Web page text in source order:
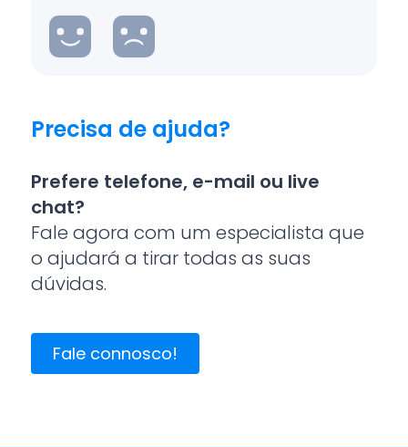
Precisa de ajuda?
Prefere telefone, e-mail ou live
chat?
Fale agora com um especialista que
o ajudará a tirar todas as suas
dúvidas.
Fale connosco!